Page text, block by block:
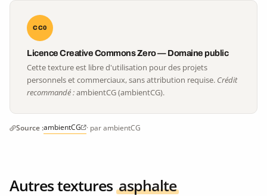
CC0
Licence Creative Commons Zero — Domaine public
Cette texture est libre d'utilisation pour des projets
personnels et commerciaux, sans attribution requise. Crédit
recommandé :ambientCG (ambientCG).
Source :ambientCG · par ambientCG
Autres textures asphalte